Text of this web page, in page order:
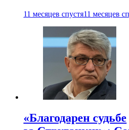
11 месяцев спустя11 месяцев
«Благодарен судьбе